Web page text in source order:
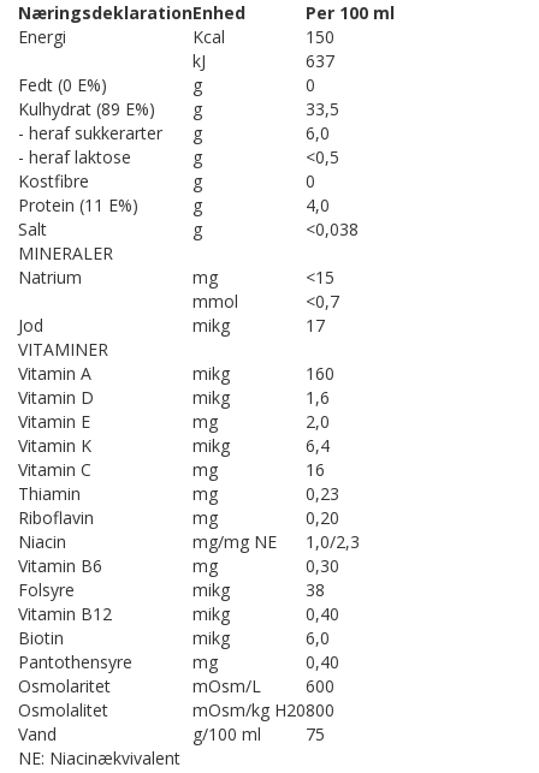
NæringsdeklarationEnhed
Per 100 ml
Energi
Kcal
150
kJ
637
Fedt (0 E%)
g
0
Kulhydrat (89 E%)
g
33,5
- heraf sukkerarter
g
6,0
- heraf laktose
g
<0,5
Kostfibre
g
0
Protein (11 E%)
g
4,0
Salt
g
<0,038
MINERALER
Natrium
mg
<15
mmol
<0,7
Jod
mikg
17
VITAMINER
Vitamin A
mikg
160
Vitamin D
mikg
1,6
Vitamin E
mg
2,0
Vitamin K
mikg
6,4
Vitamin C
mg
16
Thiamin
mg
0,23
Riboflavin
mg
0,20
Niacin
mg/mg NE
1,0/2,3
Vitamin B6
mg
0,30
Folsyre
mikg
38
Vitamin B12
mikg
0,40
Biotin
mikg
6,0
Pantothensyre
mg
0,40
Osmolaritet
mOsm/L
600
Osmolalitet
mOsm/kg H20800
Vand
g/100 ml
75
NE: Niacinækvivalent